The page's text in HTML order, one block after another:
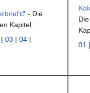
- Die
Kapitel:
| 03 | 04 |
01